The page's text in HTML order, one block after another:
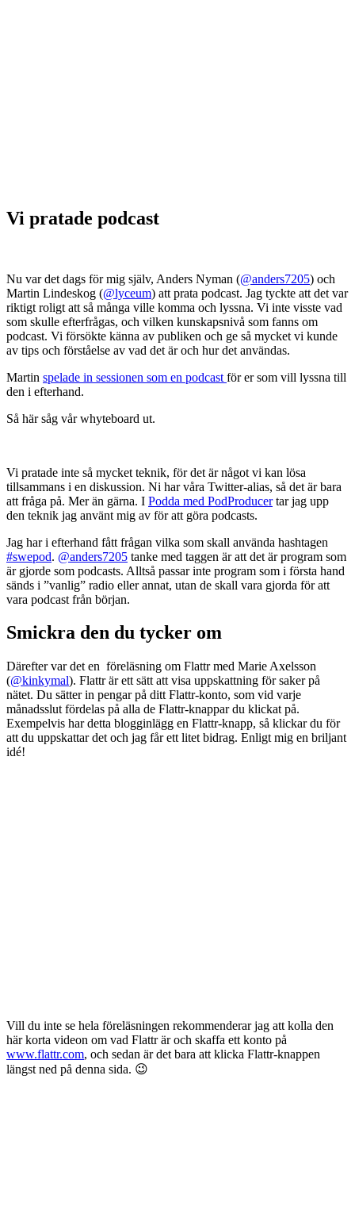
Vi pratade podcast
Nu var det dags för mig själv, Anders Nyman (@anders7205) och
Martin Lindeskog (@lyceum) att prata podcast. Jag tyckte att det var
riktigt roligt att så många ville komma och lyssna. Vi inte visste vad
som skulle efterfrågas, och vilken kunskapsnivå som fanns om
podcast. Vi försökte känna av publiken och ge så mycket vi kunde
av tips och förståelse av vad det är och hur det användas.
Martin spelade in sessionen som en podcast för er som vill lyssna till
den i efterhand.
Så här såg vår whyteboard ut.
Vi pratade inte så mycket teknik, för det är något vi kan lösa
tillsammans i en diskussion. Ni har våra Twitter-alias, så det är bara
att fråga på. Mer än gärna. I Podda med PodProducertar jag upp
den teknik jag använt mig av för att göra podcasts.
Jag har i efterhand fått frågan vilka som skall använda hashtagen
#swepod. @anders7205 tanke med taggen är att det är program som
är gjorde som podcasts. Alltså passar inte program som i första hand
sänds i ”vanlig” radio eller annat, utan de skall vara gjorda för att
vara podcast från början.
Smickra den du tycker om
Därefter var det en föreläsning om Flattr med Marie Axelsson
(@kinkymal). Flattr är ett sätt att visa uppskattning för saker på
nätet. Du sätter in pengar på ditt Flattr-konto, som vid varje
månadsslut fördelas på alla de Flattr-knappar du klickat på.
Exempelvis har detta blogginlägg en Flattr-knapp, så klickar du för
att du uppskattar det och jag får ett litet bidrag. Enligt mig en briljant
idé!
Vill du inte se hela föreläsningen rekommenderar jag att kolla den
här korta videon om vad Flattr är och skaffa ett konto på
www.flattr.com, och sedan är det bara att klicka Flattr-knappen
längst ned på denna sida. 😉